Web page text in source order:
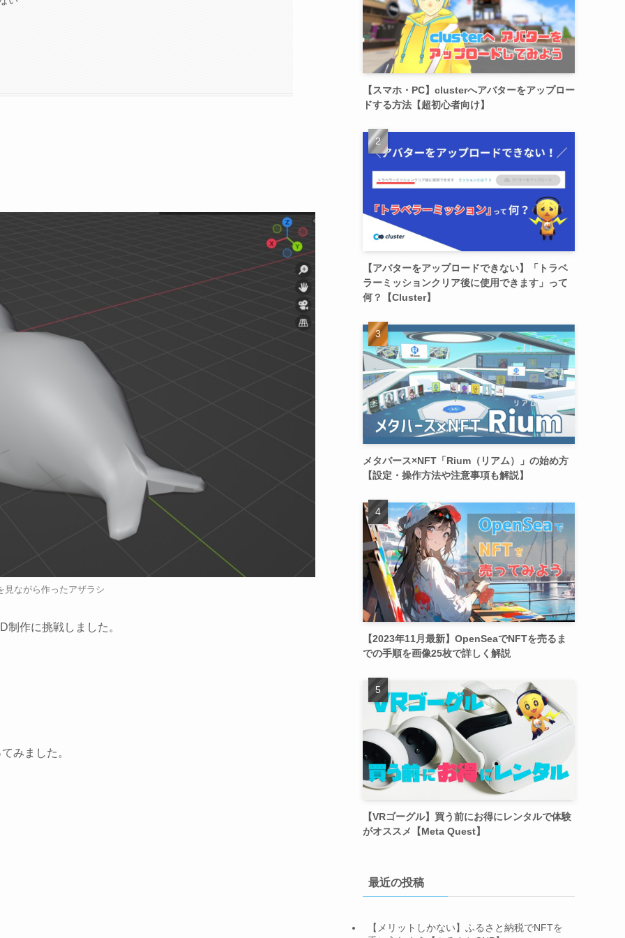
見ながら作ったアザラシ
作に挑戦しました。
みました。
【スマホ・PC】clusterへアバターをアップロー
ドする方法【超初心者向け】
【アバターをアップロードできない】「トラベ
ラーミッションクリア後に使用できます」って
何？【Cluster】
メタバース×NFT「Rium（リアム）」の始め方
【設定・操作方法や注意事項も解説】
【2023年11月最新】OpenSeaでNFTを売るま
での手順を画像25枚で詳しく解説
【VRゴーグル】買う前にお得にレンタルで体験
がオススメ【Meta Quest】
最近の投稿
【メリットしかない】ふるさと納税でNFTを